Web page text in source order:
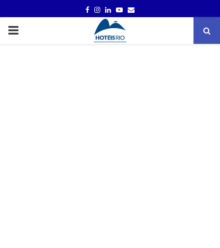
FACEBOOK
INSTAGRAM
LINKEDINYOUTUBE
EMAIL
PRIMARY